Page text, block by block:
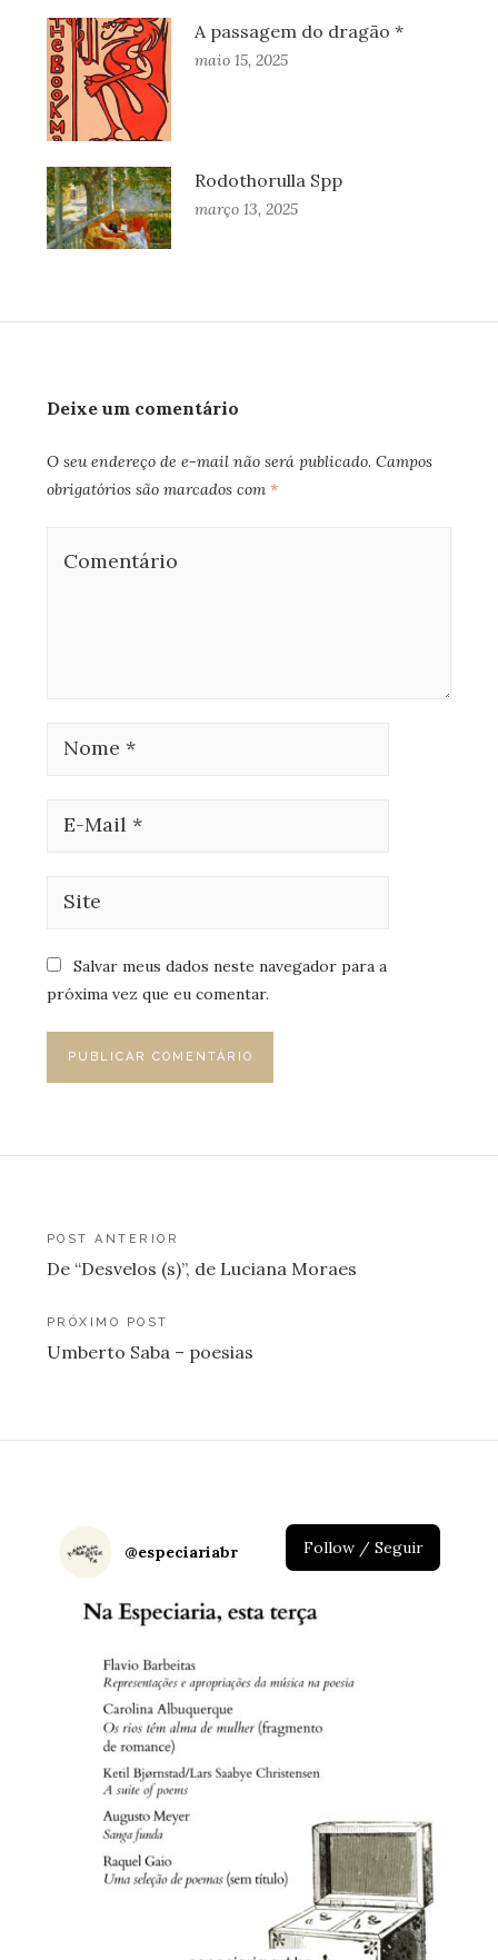
A passagem do dragão *
maio 15, 2025
Rodothorulla Spp
março 13, 2025
Deixe um comentário
O seu endereço de e-mail não será publicado. Campos
obrigatórios são marcados com *
Salvar meus dados neste navegador para a
próxima vez que eu comentar.
Navegação
de
Post
POST ANTERIOR
De “Desvelos (s)”, de Luciana Moraes
PRÓXIMO POST
Umberto Saba – poesias
@especiariabr Follow / Seguir